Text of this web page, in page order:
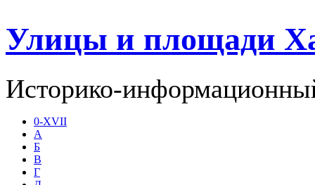
Улицы и площади
Историко-
0-XVII
А
Б
В
Г